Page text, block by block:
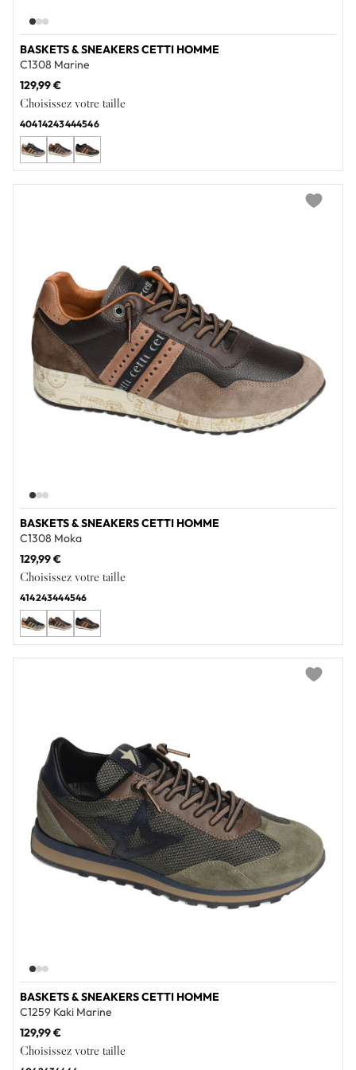
BASKETS & SNEAKERS CETTI HOMME
C1308 Marine
129,99 €
Choisissez votre taille
40414243444546
BASKETS & SNEAKERS CETTI HOMME
C1308 Moka
129,99 €
Choisissez votre taille
414243444546
BASKETS & SNEAKERS CETTI HOMME
C1259 Kaki Marine
129,99 €
Choisissez votre taille